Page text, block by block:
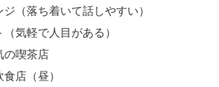
（落ち着いて話しやすい）
気軽で人目がある）
の喫茶店
店（昼）